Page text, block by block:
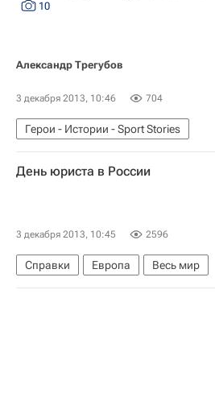
10
Александр Трегубов
3 декабря 2013, 10:46 704
Герои - Истории - Sport Stories
Истории - Sport Stories
День юриста в России
3 декабря 2013, 10:45 2596
Справки Европа
Весь мир
Ассоциация юристов России